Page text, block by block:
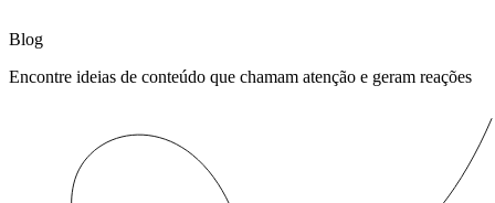
Blog
Encontre ideias de conteúdo que chamam atenção e geram reações